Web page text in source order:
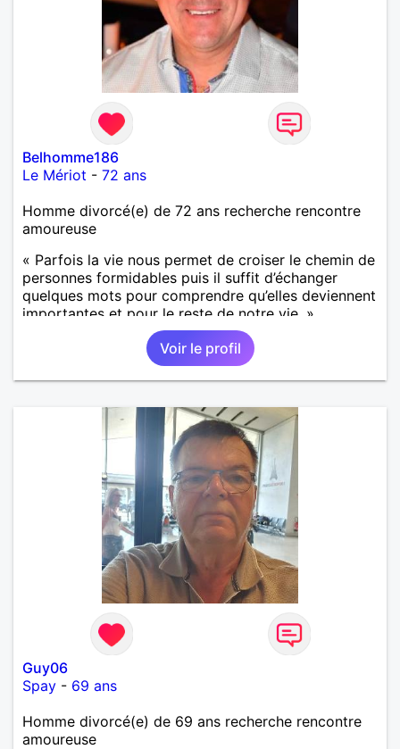
Belhomme186
Le Mériot - 72 ans
Homme divorcé(e) de 72 ans recherche rencontre
amoureuse
« Parfois la vie nous permet de croiser le chemin de
personnes formidables puis il suffit d’échanger
quelques mots pour comprendre qu’elles deviennent
importantes et pour le reste de notre vie. »
Voir le profil
Guy06
Spay - 69 ans
Homme divorcé(e) de 69 ans recherche rencontre
amoureuse